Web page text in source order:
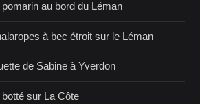
pomarin au bord du Léman
à bec étroit sur le Léman
de Sabine à Yverdon
botté sur La Côte